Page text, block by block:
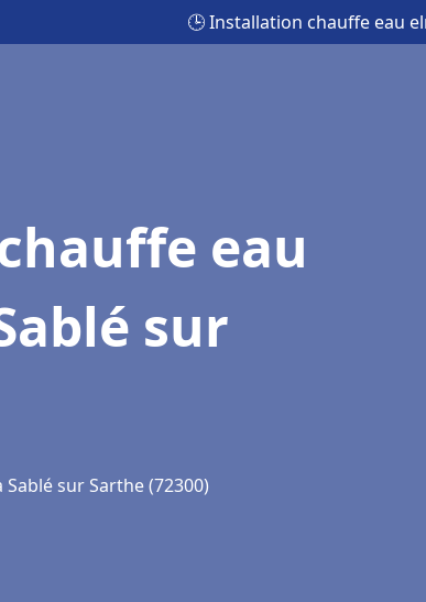
🕒 Installation chauffe eau
eau
sur
sur Sarthe (72300)